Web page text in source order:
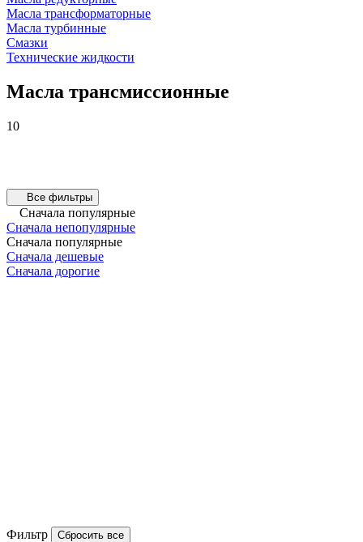
Масла трансформаторные
Масла турбинные
Смазки
Технические жидкости
Масла трансмиссионные
10
Все фильтры
Сначала популярные
Сначала непопулярные
Сначала популярные
Сначала дешевые
Сначала дорогие
Фильтр Сбросить все